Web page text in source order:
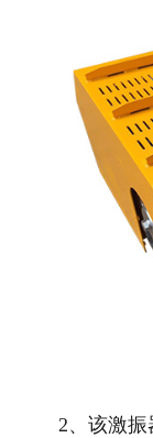
2、该激振器